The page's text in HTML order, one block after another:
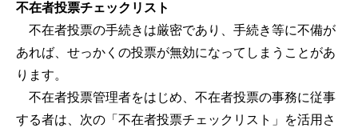
不在者投票チェックリスト
不在者投票の手続きは厳密であり、手続き等に不備が
あれば、せっかくの投票が無効になってしまうことがあ
ります。
不在者投票管理者をはじめ、不在者投票の事務に従事
する者は、次の「不在者投票チェックリスト」を活用さ